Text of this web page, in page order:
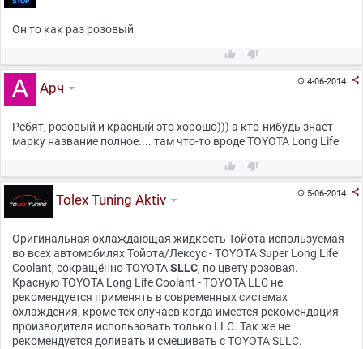
Он то как раз розовый
 
4-06-2014 
Арч
Ребят, розовый и красный это хорошо))) а кто-нибудь знает
марку название полное.... там что-то вроде TOYOTA Long Life
 
5-06-2014 
Tolex Tuning Aktiv
Оригинальная охлаждающая жидкость Тойота используемая
во всех автомобилях Тойота/Лексус - TOYOTA Super Long Life
Coolant, сокращённо TOYOTASLLC, по цвету розовая.
Красную TOYOTA Long Life Coolant - TOYOTA LLC не
рекомендуется применять в современных системах
охлаждения, кроме тех случаев когда имеется рекомендация
производителя использовать только LLC. Так же не
рекомендуется доливать и смешивать с TOYOTA SLLC.